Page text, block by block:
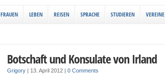
FRAUEN LEBEN REISEN SPRACHE STUDIEREN VEREINE
Botschaft und Konsulate von Irland
Grigory | 13. April 2012 |0 Comments